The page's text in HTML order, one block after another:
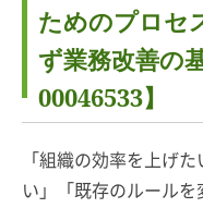
ためのプロセ
ず業務改善の
00046533】
「組織の効率を上げ
い」「既存のルール